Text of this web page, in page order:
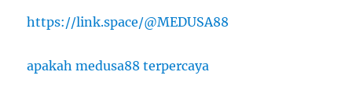
https://link.space/@MEDUSA88
apakah medusa88 terpercaya